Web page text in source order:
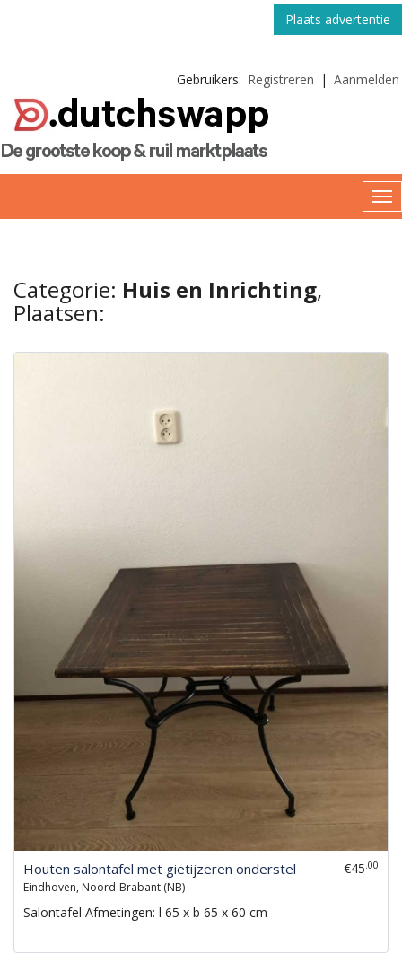
Plaats advertentie
Gebruikers: Registreren | Aanmelden
Categorie: Huis en Inrichting,
Plaatsen:
€45 .00
Houten salontafel met gietijzeren onderstel
Eindhoven, Noord-Brabant (NB)
Salontafel Afmetingen: l 65 x b 65 x 60 cm